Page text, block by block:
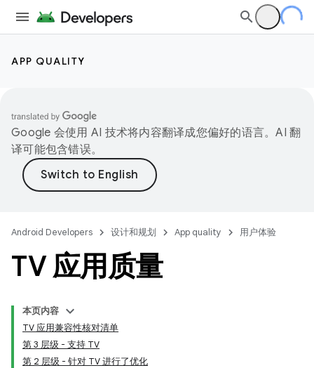
APP QUALITY
Google 会使用 AI 技术将内容翻译成您偏好的语言。AI 翻
译可能包含错误。
Android Developers 设计和规划 App quality 用户体验
TV 应用质量
本页内容
TV 应用兼容性核对清单
第 3 层级 - 支持 TV
第 2 层级 - 针对 TV 进行了优化